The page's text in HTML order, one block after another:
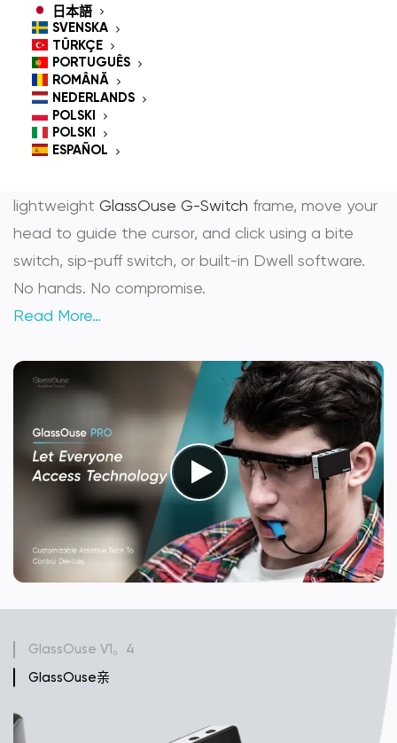
日本語
SVENSKA
TÜRKÇE
PORTUGUÊS
ROMÂNĂ
NEDERLANDS
POLSKI
POLSKI
ESPAÑOL
GlassOuse is the most trusted
和head controlled mouse
assistive technology that gives people with
physical disabilities full, independent control over
any computer, smartphone, tablet, or Smart TV
lightweight GlassOuse G-Switch frame, move your
head to guide the cursor, and click using a bite
switch, sip-puff switch, or built-in Dwell software.
No hands. No compromise.
Read More…
GlassOuse V1。4
GlassOuse亲